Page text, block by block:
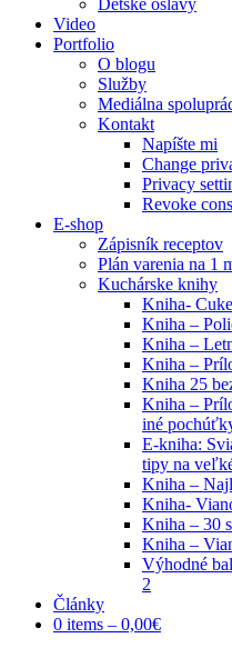
Detské oslavy
Video
Portfolio
O blogu
Služby
Mediálna
Kontakt
Napíšte mi
Change
Privacy
Revoke
E-shop
Zápisník receptov
Plán varenia na 1
Kuchárske knihy
Kniha-
Kniha –
Kniha –
Kniha –
Kniha 25
Kniha –
iné
E-kniha:
tipy na
Kniha –
Kniha-
Kniha – 30
Kniha –
Výhodné
2
Články
0 items – 0,00€